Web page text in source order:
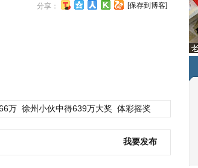
分享： [保存到博客]
万 徐州小伙中得639万大奖 体彩摇奖
我要发布